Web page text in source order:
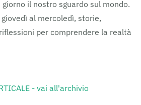
giorno il nostro sguardo sul mondo.
giovedì al mercoledì, storie,
per comprendere la realtà
- vai all'archivio